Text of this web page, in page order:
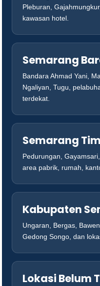
Pleburan,
kawasan hotel.
Semarang
Bandara Ahmad Yani,
Ngaliyan, Tugu,
terdekat.
Semarang
Pedurungan,
area pabrik, rumah,
Kabupaten
Ungaran, Bergas,
Gedong Songo, dan
Lokasi Belum